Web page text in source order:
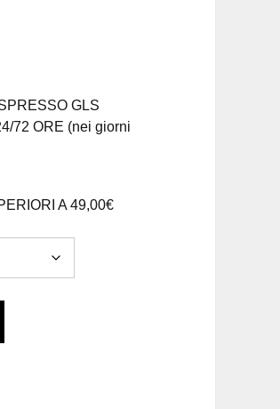
GLS
72 ORE (nei giorni
A 49,00€